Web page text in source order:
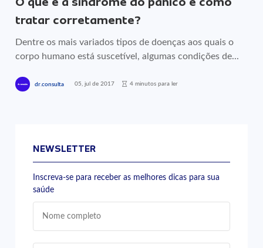
tratar corretamente?
Dentre os mais variados tipos de doenças aos quais o
corpo humano está suscetível, algumas condições de...
dr.consulta 05, jul de 2017 4 minutos para ler
NEWSLETTER
Inscreva-se para receber as melhores dicas para sua
saúde